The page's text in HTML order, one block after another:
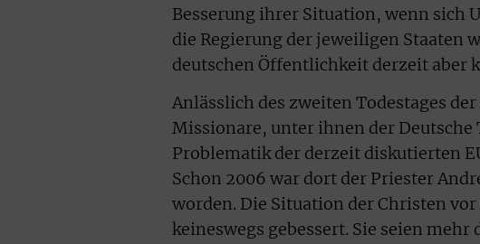
Besserung ihrer Situation, wenn sich
die Regierung der jeweiligen Staaten
deutschen Öffentlichkeit derzeit aber
Anlässlich des zweiten Todestages
Missionare, unter ihnen der
Problematik der derzeit diskutierten
Schon 2006 war dort der Priester
worden. Die Situation der Christen
keineswegs gebessert. Sie seien